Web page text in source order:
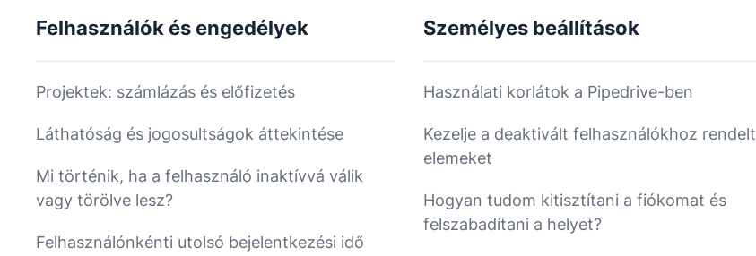
Felhasználók és engedélyek
Projektek: számlázás és előfizetés
Láthatóság és jogosultságok áttekintése
Mi történik, ha a felhasználó inaktívvá válik
vagy törölve lesz?
Felhasználónkénti utolsó bejelentkezési idő
Személyes beállítások
Használati korlátok a Pipedrive-ben
Kezelje a deaktivált felhasználókhoz rendelt
elemeket
Hogyan tudom kitisztítani a fiókomat és
felszabadítani a helyet?